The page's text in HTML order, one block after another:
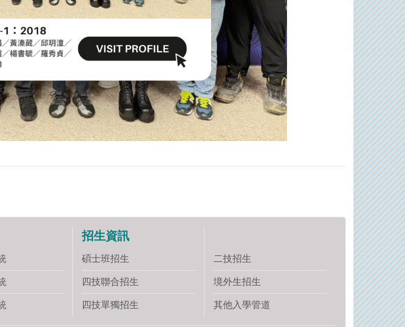
招生資訊
碩士班招生
四技聯合招生
四技單獨招生
二技招生
境外生招生
其他入學管道